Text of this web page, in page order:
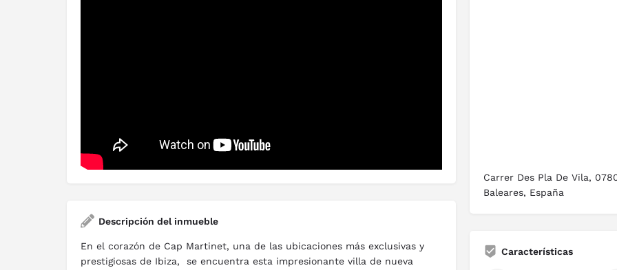
Descripción del inmueble
En el corazón de Cap Martinet, una de las ubicaciones más exclusivas y
prestigiosas de Ibiza, se encuentra esta impresionante villa de nueva
Carrer Des Pla De Vila,
Baleares, España
Características